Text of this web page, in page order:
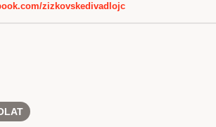
zizkovskedivadlojc